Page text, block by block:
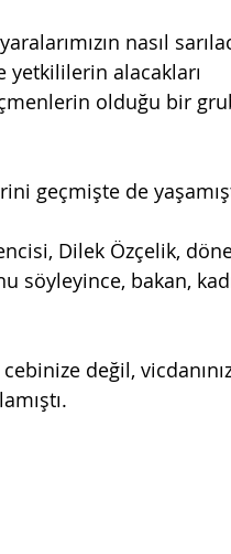
nasıl
yetkililerin alacakları
olduğu bir
geçmişte de
Dilek Özçelik,
söyleyince, bakan,
değil,